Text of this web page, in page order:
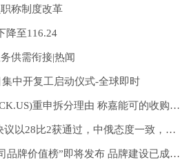
称制度改革
降至116.24
供需衔接|热闻
中开复工启动仪式-全球即时
环球热议:泰克资源(TECK.US)重申拆分理由 称嘉能可的收购提议“不可执行”
重点聚焦!联合国涉乌决议以28比2获通过，中俄态度一致，俄大使称拒绝合作
“2023中国酒业上市公司品牌价值榜”即将发布 品牌建设已成酒业发展核心:当前快报